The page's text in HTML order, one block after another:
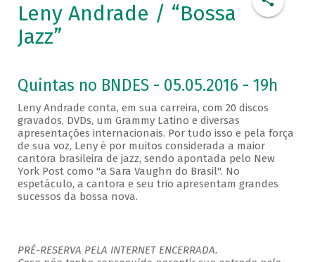
Leny Andrade / “Bossa
Jazz”
Quintas no BNDES - 05.05.2016 - 19h
Leny Andrade conta, em sua carreira, com 20 discos
gravados, DVDs, um Grammy Latino e diversas
apresentações internacionais. Por tudo isso e pela força
de sua voz, Leny é por muitos considerada a maior
cantora brasileira de jazz, sendo apontada pelo New
York Post como "a Sara Vaughn do Brasil". No
espetáculo, a cantora e seu trio apresentam grandes
sucessos da bossa nova.
PRÉ-RESERVA PELA INTERNET ENCERRADA.